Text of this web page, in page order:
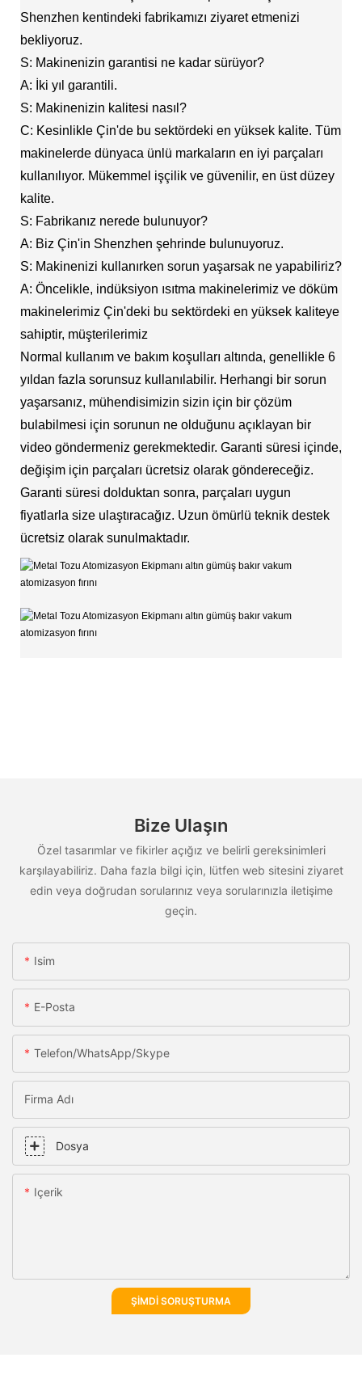
Shenzhen kentindeki fabrikamızı ziyaret etmenizi
bekliyoruz.
S: Makinenizin garantisi ne kadar sürüyor?
A: İki yıl garantili.
S: Makinenizin kalitesi nasıl?
C: Kesinlikle Çin'de bu sektördeki en yüksek kalite. Tüm
makinelerde dünyaca ünlü markaların en iyi parçaları
kullanılıyor. Mükemmel işçilik ve güvenilir, en üst düzey
kalite.
S: Fabrikanız nerede bulunuyor?
A: Biz Çin'in Shenzhen şehrinde bulunuyoruz.
S: Makinenizi kullanırken sorun yaşarsak ne yapabiliriz?
A: Öncelikle, indüksiyon ısıtma makinelerimiz ve döküm
makinelerimiz Çin'deki bu sektördeki en yüksek kaliteye
sahiptir, müşterilerimiz
Normal kullanım ve bakım koşulları altında, genellikle 6
yıldan fazla sorunsuz kullanılabilir. Herhangi bir sorun
yaşarsanız, mühendisimizin sizin için bir çözüm
bulabilmesi için sorunun ne olduğunu açıklayan bir
video göndermeniz gerekmektedir. Garanti süresi içinde,
değişim için parçaları ücretsiz olarak göndereceğiz.
Garanti süresi dolduktan sonra, parçaları uygun
fiyatlarla size ulaştıracağız. Uzun ömürlü teknik destek
ücretsiz olarak sunulmaktadır.
Bize Ulaşın
Özel tasarımlar ve fikirler açığız ve belirli gereksinimleri
karşılayabiliriz. Daha fazla bilgi için, lütfen web sitesini ziyaret
edin veya doğrudan sorularınız veya sorularınızla iletişime
geçin.
Isim
E-Posta
Telefon/WhatsApp/Skype
Firma Adı
Dosya
Içerik
ŞIMDI SORUŞTURMA